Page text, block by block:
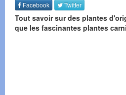
Facebook Twitter
Tout savoir sur des plantes
que les fascinantes plantes